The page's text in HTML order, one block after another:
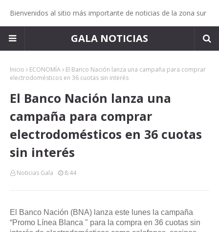
Bienvenidos al sitio más importante de noticias de la zona sur
GALA NOTICIAS
Inicio ECONOMÍA
El Banco Nación lanza una campaña para comprar
electrodomésticos en 36 cuotas sin interés
El Banco Nación lanza una
campaña para comprar
electrodomésticos en 36 cuotas
sin interés
Noticias Gala 8:44
El Banco Nación (BNA) lanza este lunes la campaña
“Promo Línea Blanca " para la compra en 36 cuotas sin